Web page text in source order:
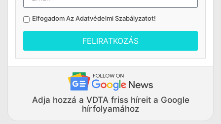
Elfogadom AzAdatvédelmi Szabályzatot!
FELIRATKOZÁS
Adja hozzá a VDTA friss híreit a Google
hírfolyamához